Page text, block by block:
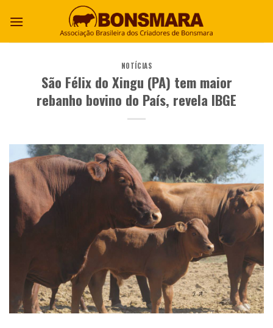
NOTÍCIAS
São Félix do Xingu (PA) tem maior
rebanho bovino do País, revela IBGE